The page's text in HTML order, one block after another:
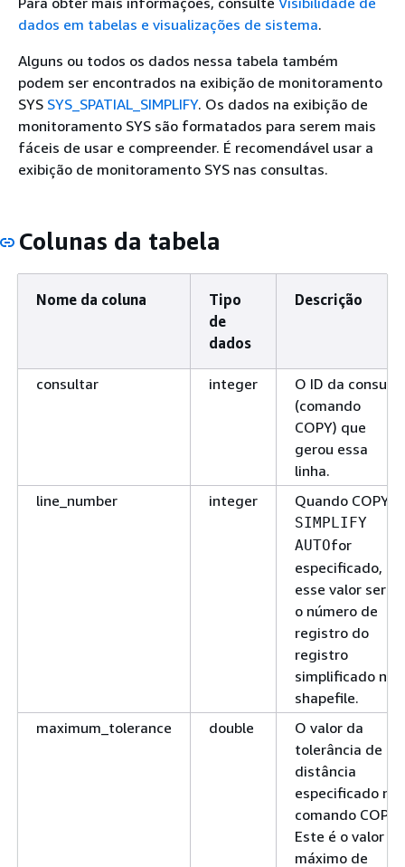
dados em tabelas e visualizações de sistema.
Alguns ou todos os dados nessa tabela também
podem ser encontrados na exibição de monitoramento
SYS SYS_SPATIAL_SIMPLIFY. Os dados na exibição de
monitoramento SYS são formatados para serem mais
fáceis de usar e compreender. É recomendável usar a
exibição de monitoramento SYS nas consultas.
Colunas da tabela
Nome da coluna
Tipo
de
dados
Descrição
consultar integer
O ID da consulta
(comando
COPY) que
gerou essa
linha.
line_number
integer Quando COPY
SIMPLIFY
AUTOfor
especificado,
esse valor será
o número de
registro do
registro
simplificado no
shapefile.
maximum_tolerance
double
O valor da
tolerância de
distância
especificado no
comando COPY.
Este é o valor
máximo de